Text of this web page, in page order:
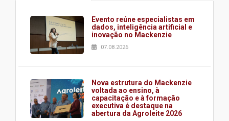
Evento reúne especialistas em
dados, inteligência artificial e
inovação no Mackenzie
07.08.2026
Nova estrutura do Mackenzie
voltada ao ensino, à
capacitação e à formação
executiva é destaque na
abertura da Agroleite 2026